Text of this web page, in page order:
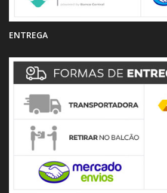
ENTREGA